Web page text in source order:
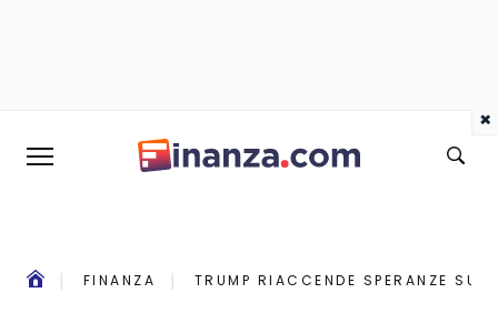
FINANZA TRUMP RIACCENDE SPERANZE SU
×